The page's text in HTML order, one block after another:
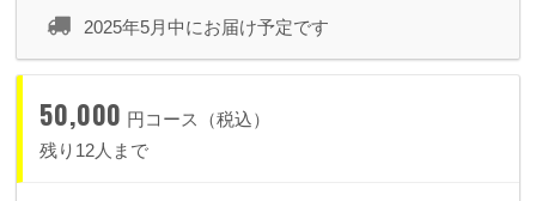
2025年5月中にお届け予定です
50,000 円コース（税込）
残り12人まで